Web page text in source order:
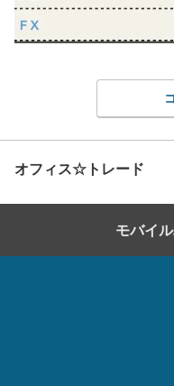
オフィス☆トレード
モバイ